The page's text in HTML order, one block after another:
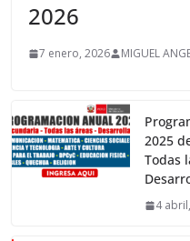
2026
7 enero, 2026 MIGUEL
2025
Todas
4